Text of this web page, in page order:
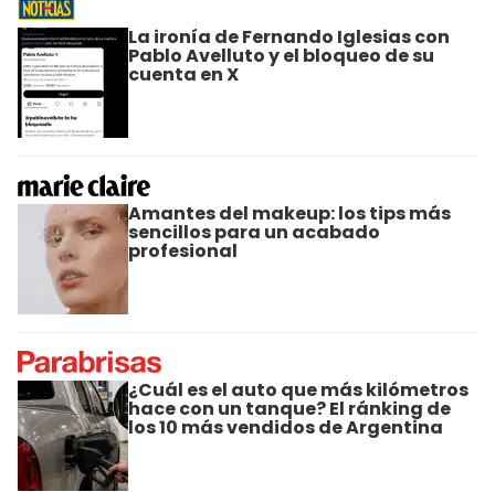
La ironía de Fernando Iglesias con
Pablo Avelluto y el bloqueo de su
cuenta en X
Amantes del makeup: los tips más
sencillos para un acabado
profesional
¿Cuál es el auto que más kilómetros
hace con un tanque? El ránking de
los 10 más vendidos de Argentina